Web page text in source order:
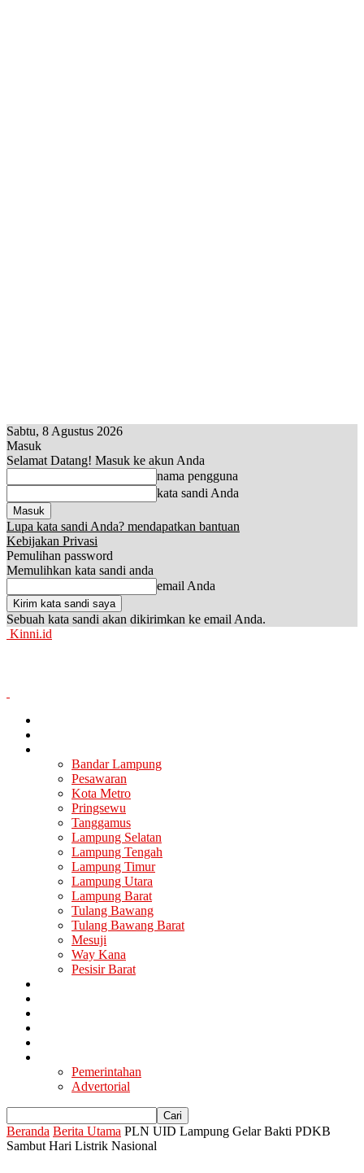
Sabtu, 8 Agustus 2026
Masuk
Selamat Datang! Masuk ke akun Anda
nama pengguna
kata sandi Anda
Lupa kata sandi Anda? mendapatkan bantuan
Kebijakan Privasi
Pemulihan password
Memulihkan kata sandi anda
email Anda
Sebuah kata sandi akan dikirimkan ke email Anda.
Kinni.id
Bandar Lampung
Pesawaran
Kota Metro
Pringsewu
Tanggamus
Lampung Selatan
Lampung Tengah
Lampung Timur
Lampung Utara
Lampung Barat
Tulang Bawang
Tulang Bawang Barat
Mesuji
Way Kana
Pesisir Barat
Pemerintahan
Advertorial
Beranda Berita Utama PLN UID Lampung Gelar Bakti PDKB
Sambut Hari Listrik Nasional